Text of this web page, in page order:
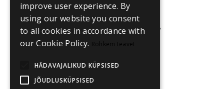
Merili Laur
Filmimaterjalide koordinaator,
merili.laur@poff.ee
improve user experience. By
using our website you consent
to all cookies in accordance with
our Cookie Policy. Rohkem teavet
HÄDAVAJALIKUD KÜPSISED
JÕUDLUSKÜPSISED